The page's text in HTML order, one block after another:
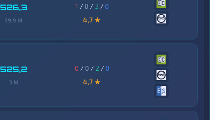
526,3
99,9 M
1 / 0 / 3 /0
4,7 ★
525,2
3 M
0 / 0 / 2 /0
4,7 ★